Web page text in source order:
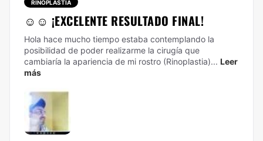
RINOPLASTIA
☺️☺️ ¡EXCELENTE RESULTADO FINAL!
Hola hace mucho tiempo estaba contemplando la
posibilidad de poder realizarme la cirugía que
cambiaría la apariencia de mi rostro (Rinoplastia)... Leer
más